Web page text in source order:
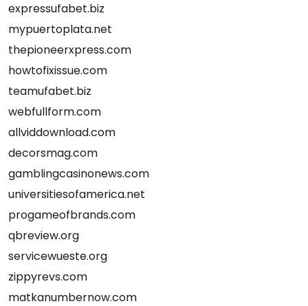
expressufabet.biz
mypuertoplata.net
thepioneerxpress.com
howtofixissue.com
teamufabet.biz
webfullform.com
allviddownload.com
decorsmag.com
gamblingcasinonews.com
universitiesofamerica.net
progameofbrands.com
qbreview.org
servicewueste.org
zippyrevs.com
matkanumbernow.com